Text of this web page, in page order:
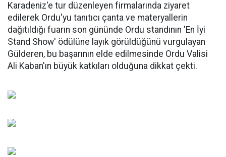
Karadeniz'e tur düzenleyen firmalarında ziyaret
edilerek Ordu'yu tanıtıcı çanta ve materyallerin
dağıtıldığı fuarın son gününde Ordu standının 'En İyi
Stand Show' ödülüne layık görüldüğünü vurgulayan
Gülderen, bu başarının elde edilmesinde Ordu Valisi
Ali Kaban'ın büyük katkıları olduğuna dikkat çekti.